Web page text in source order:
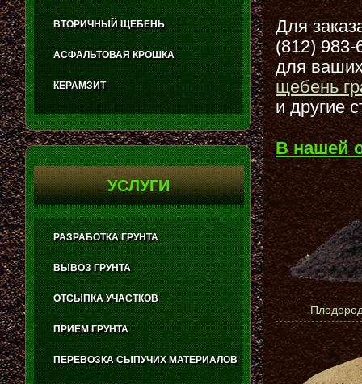
Для
(812)
для
щебень
и другие
В нашей
ВТОРИЧНЫЙ ЩЕБЕНЬ
АСФАЛЬТОВАЯ КРОШКА
КЕРАМЗИТ
УСЛУГИ
РАЗРАБОТКА ГРУНТА
ВЫВОЗ ГРУНТА
ОТСЫПКА УЧАСТКОВ
ПРИЕМ ГРУНТА
ПЕРЕВОЗКА СЫПУЧИХ МАТЕРИАЛОВ